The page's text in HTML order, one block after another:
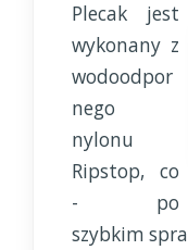
Plecak jest
wykonany z
wodoodpor
nego
nylonu
Ripstop, co
- po
szybkim